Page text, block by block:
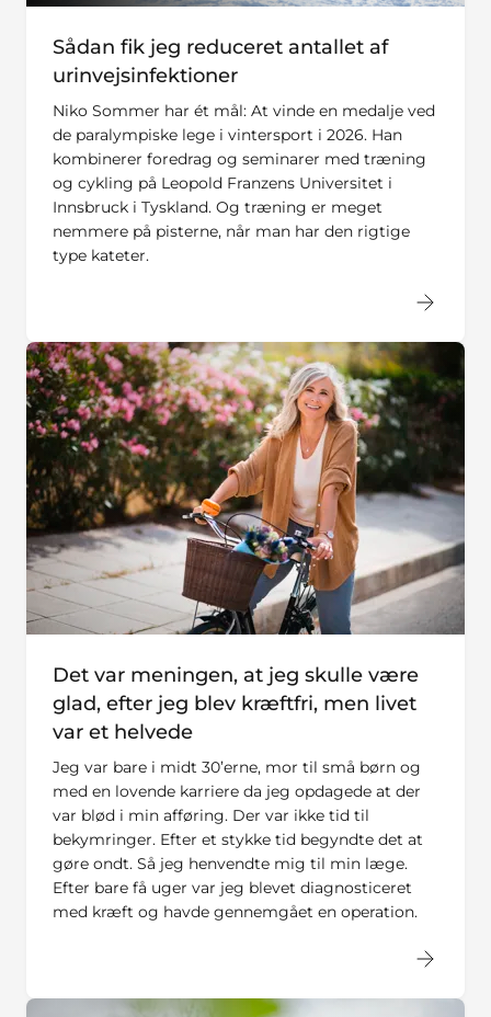
Sådan fik jeg reduceret antallet af
urinvejsinfektioner
Niko Sommer har ét mål: At vinde en medalje ved
de paralympiske lege i vintersport i 2026. Han
kombinerer foredrag og seminarer med træning
og cykling på Leopold Franzens Universitet i
Innsbruck i Tyskland. Og træning er meget
nemmere på pisterne, når man har den rigtige
type kateter.
Det var meningen, at jeg skulle være
glad, efter jeg blev kræftfri, men livet
var et helvede
Jeg var bare i midt 30’erne, mor til små børn og
med en lovende karriere da jeg opdagede at der
var blød i min afføring. Der var ikke tid til
bekymringer. Efter et stykke tid begyndte det at
gøre ondt. Så jeg henvendte mig til min læge.
Efter bare få uger var jeg blevet diagnosticeret
med kræft og havde gennemgået en operation.